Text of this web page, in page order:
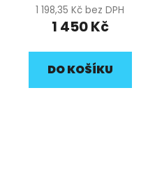
1 198,35 Kč bez DPH
1 450 Kč
DO KOŠÍKU